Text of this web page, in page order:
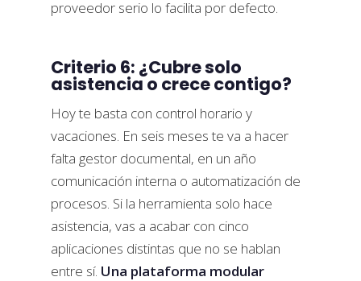
proveedor serio lo facilita por defecto.
Criterio 6: ¿Cubre solo
asistencia o crece contigo?
Hoy te basta con control horario y
vacaciones. En seis meses te va a hacer
falta gestor documental, en un año
comunicación interna o automatización de
procesos. Si la herramienta solo hace
asistencia, vas a acabar con cinco
aplicaciones distintas que no se hablan
entre sí. Una plataforma modular